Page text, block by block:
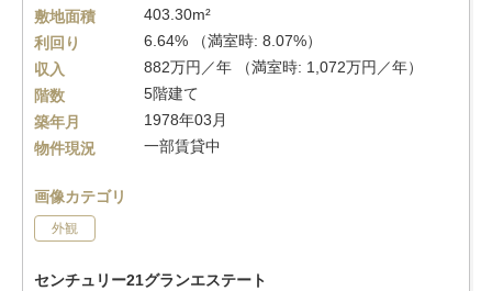
敷地面積
403.30m²
利回り
6.64% （満室時: 8.07%）
収入
882万円／年 （満室時: 1,072万円／年）
階数
5階建て
築年月
1978年03月
物件現況
一部賃貸中
画像カテゴリ
外観
センチュリー21グランエステート